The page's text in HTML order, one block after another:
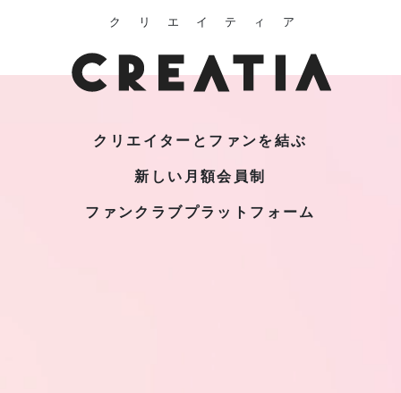
クリエイティア
クリエイターとファンを結ぶ
新しい月額会員制
ファンクラブプラットフォーム